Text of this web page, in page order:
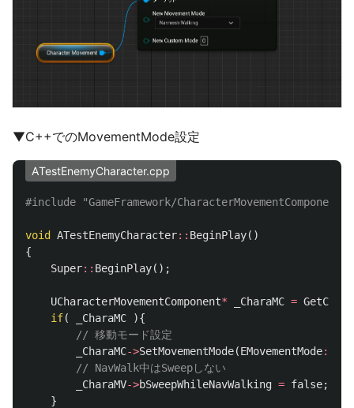
▼C++でのMovementMode設定
ATestEnemyCharacter.cpp
#include "GameFramework/
void ATestEnemyCharacter:: BeginPlay()
{
Super:: BeginPlay();
UCharacterMovementComponent* _CharaMC =
if( _CharaMC
){
// 移動モード設定
_CharaMC->SetMovementMode(EMovementMode::
// NavWalk中はSweepしない
_CharaMV->bSweepWhileNavWalking = false;
}